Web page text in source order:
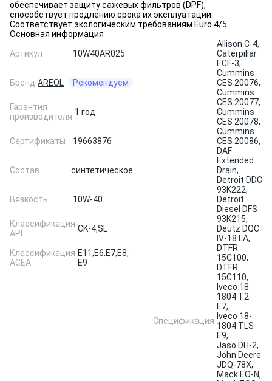
обеспечивает защиту сажевых фильтров (DPF),
способствует продлению срока их эксплуатации.
Соответствует экологическим требованиям Euro 4/5.
Основная информация
Артикул
10W40AR025
Бренд AREOL Рекомендуем
Гарантия
производителя 1 год
Сертификаты 19663876
Состав синтетическое
Вязкость 10W-40
Классификация
API
CK-4,SL
Классификация
ACEA
E11,E6,E7,E8,
E9
Спецификация
Allison C-4,
Caterpillar
ECF-3,
Cummins
CES 20076,
Cummins
CES 20077,
Cummins
CES 20078,
Cummins
CES 20086,
DAF
Extended
Drain,
Detroit DDC
93K222,
Detroit
Diesel DFS
93K215,
Deutz DQC
IV-18 LA,
DTFR
15C100,
DTFR
15C110,
Iveco 18-
1804 T2-
E7,
Iveco 18-
1804 TLS
E9,
Jaso DH-2,
John Deere
JDQ-78X,
Mack EO-N,